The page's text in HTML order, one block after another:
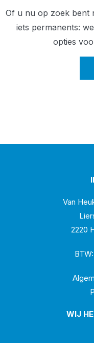
Of u nu op zoek bent
iets permanents:
opties
Van
2220
WIJ